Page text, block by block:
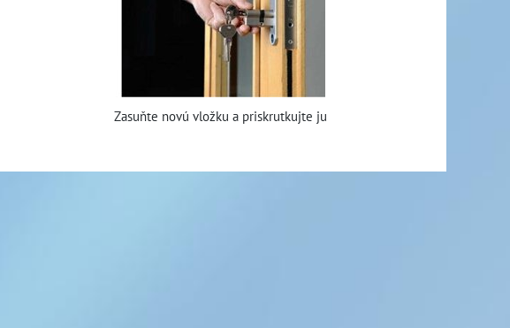
Zasuňte novú vložku a priskrutkujte ju